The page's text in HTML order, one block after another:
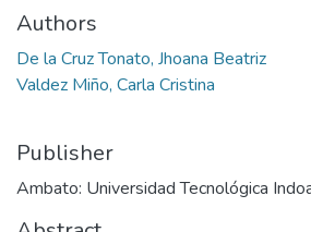
Authors
De la Cruz Tonato, Jhoana Beatriz
Valdez Miño, Carla Cristina
Publisher
Ambato: Universidad Tecnológica